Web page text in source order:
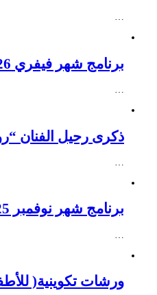
…
برنامج شهر فيفري 2026
…
ذكرى رحيل الفنان
…
برنامج شهر نوفمبر 2025
ورشات تكوينية(